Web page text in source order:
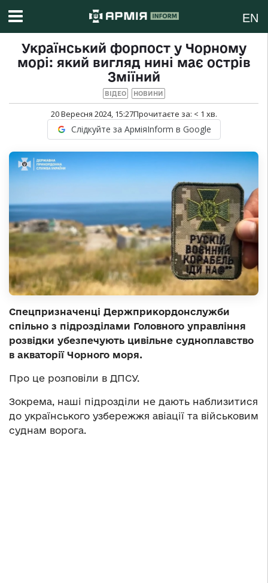
EN
Український форпост у Чорному
морі: який вигляд нині має острів
Зміїний
ВІДЕО НОВИНИ
20 Вересня 2024, 15:27Прочитаєте за: < 1 хв.
Слідкуйте за АрміяInform в Google
Спецпризначенці Держприкордонслужби
спільно з підрозділами Головного управління
розвідки убезпечують цивільне судноплавство
в акваторії Чорного моря.
Про це розповіли в ДПСУ.
Зокрема, наші підрозділи не дають наблизитися
до українського узбережжя авіації та військовим
суднам ворога.